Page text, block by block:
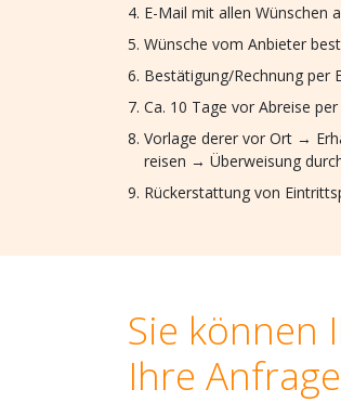
E-Mail mit allen Wünschen
Wünsche vom Anbieter
Bestätigung/Rechnung per
Ca. 10 Tage vor Abreise
Vorlage derer vor Ort →
reisen → Überweisung
Rückerstattung von
Sie können
Ihre